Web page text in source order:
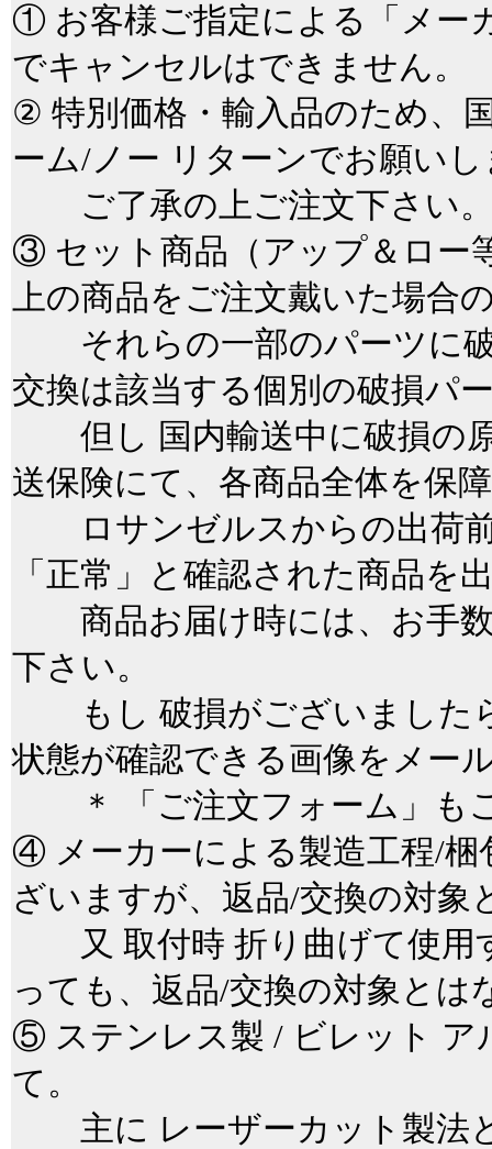
① お客様ご指定による「メー
でキャンセルはできません。
② 特別価格・輸入品のため、
ーム/ノー リターンでお願い
ご了承の上ご注文下さい
③ セット商品（アップ＆ロー
上の商品をご注文戴いた場合
それらの一部のパーツに破
交換は該当する個別の破損パ
但し 国内輸送中に破損の原
送保険にて、各商品全体を保
ロサンゼルスからの出荷前
「正常」と確認された商品を
商品お届け時には、お手数
下さい。
もし 破損がございました
状態が確認できる画像をメー
＊ 「ご注文フォーム」も
④ メーカーによる製造工程/梱
ざいますが、返品/交換の対象
又 取付時 折り曲げて使用
っても、返品/交換の対象
⑤ ステンレス製 / ビレット ア
て。
主に レーザーカット製法